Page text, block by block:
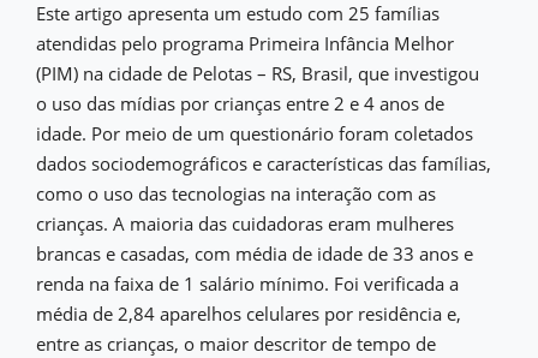
Este artigo apresenta um estudo com 25 famílias
atendidas pelo programa Primeira Infância Melhor
(PIM) na cidade de Pelotas – RS, Brasil, que investigou
o uso das mídias por crianças entre 2 e 4 anos de
idade. Por meio de um questionário foram coletados
dados sociodemográficos e características das famílias,
como o uso das tecnologias na interação com as
crianças. A maioria das cuidadoras eram mulheres
brancas e casadas, com média de idade de 33 anos e
renda na faixa de 1 salário mínimo. Foi verificada a
média de 2,84 aparelhos celulares por residência e,
entre as crianças, o maior descritor de tempo de